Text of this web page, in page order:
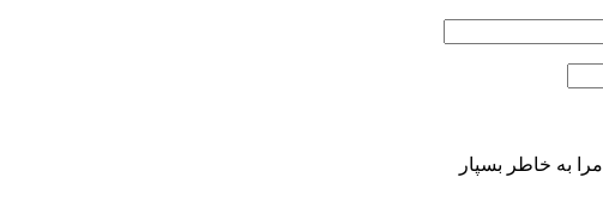
مرا به خاطر بسپار